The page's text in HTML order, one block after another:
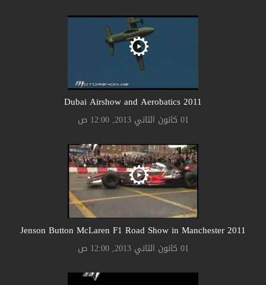
2011 Dubai Airshow and Aerobatics
01 كانون الثاني 2013, 12:00 ص
2011 Jenson Button McLaren F1 Road Show in Manchester
01 كانون الثاني 2013, 12:00 ص